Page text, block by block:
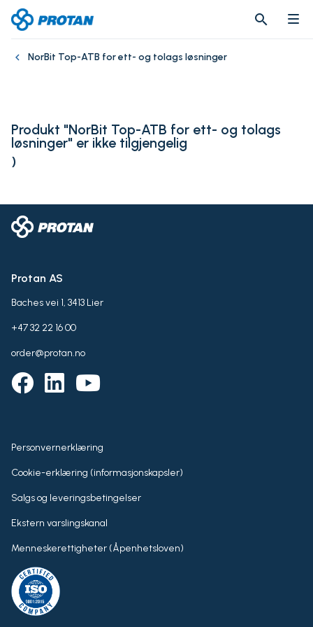
search
search
NorBit Top-ATB for ett- og tolags løsninger
Produkt "NorBit Top-ATB for ett- og tolags
løsninger" er ikke tilgjengelig
)
Protan AS
Baches vei 1, 3413 Lier
+47 32 22 16 00
order@protan.no
Personvernerklæring
Cookie-erklæring (informasjonskapsler)
Salgs og leveringsbetingelser
Ekstern varslingskanal
Menneskerettigheter (Åpenhetsloven)